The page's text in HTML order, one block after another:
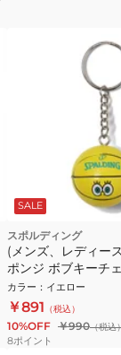
SALE
スポルディング
(メンズ、レディー
ポンジ ボブキーチ
009SB
カラー ： イエロー
￥891 （税込）
10%OFF ￥990（税込
8ポイント